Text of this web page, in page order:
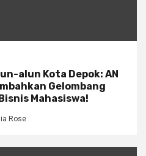
alun Kota Depok: AN
Gelombang
Mahasiswa!
Rose